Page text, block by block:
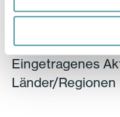
Eingetragenes
Länder/Regionen